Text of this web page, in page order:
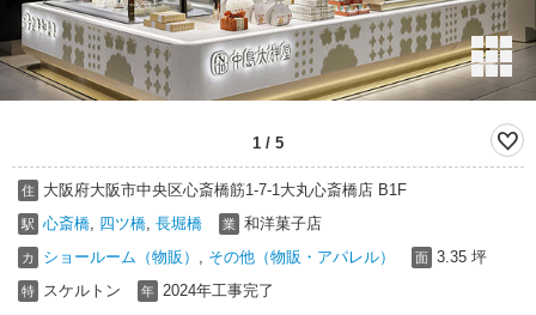
1 / 5
住 大阪府大阪市中央区心斎橋筋1-7-1大丸心斎橋店 B1F
駅 心斎橋 四ツ橋 長堀橋 業 和洋菓子店
カ ショールーム（物販） その他（物販・アパレル） 面 3.35 坪
特 スケルトン 年 2024年工事完了